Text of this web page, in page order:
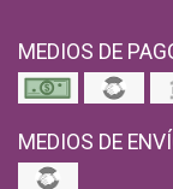
MEDIOS DE
MEDIOS DE